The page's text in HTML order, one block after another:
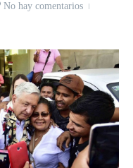
No hay comentarios